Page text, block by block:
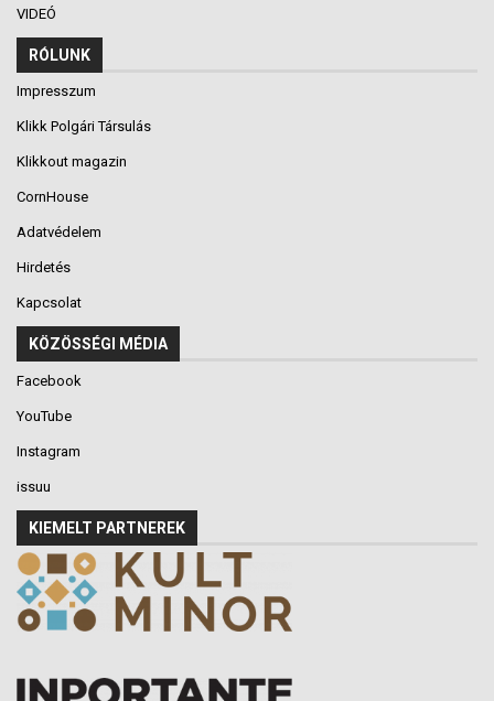
VIDEÓ
RÓLUNK
Impresszum
Klikk Polgári Társulás
Klikkout magazin
CornHouse
Adatvédelem
Hirdetés
Kapcsolat
KÖZÖSSÉGI MÉDIA
Facebook
YouTube
Instagram
issuu
KIEMELT PARTNEREK